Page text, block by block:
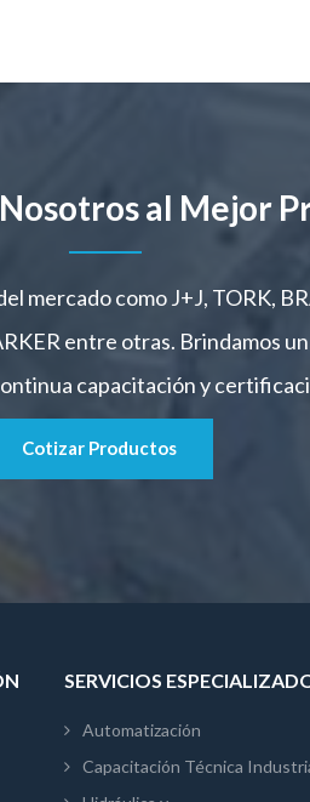
al Mejor
mercado como J+J, TORK,
entre otras. Brindamos
capacitación y
Cotizar Productos
SERVICIOS
Automatización
Capacitación Técnica